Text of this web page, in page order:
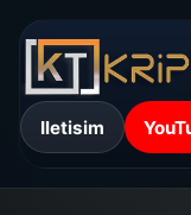
Iletisim